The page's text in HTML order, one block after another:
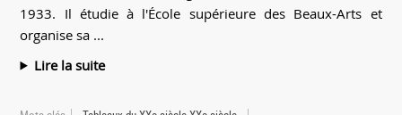
1933. Il étudie à l'École supérieure des Beaux-Arts et
organise sa ...
Lire la suite